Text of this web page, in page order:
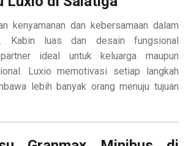
kenyamanan dan kebersamaan dalam
Kabin luas dan desain fungsional
partner ideal untuk keluarga maupun
Luxio memotivasi setiap langkah
lebih banyak orang menuju tujuan